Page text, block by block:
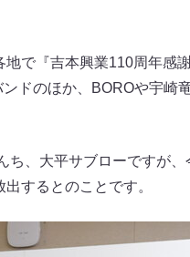
で『吉本興業110周年感
ドのほか、BOROや宇崎
、大平サブローですが
するとのことです。